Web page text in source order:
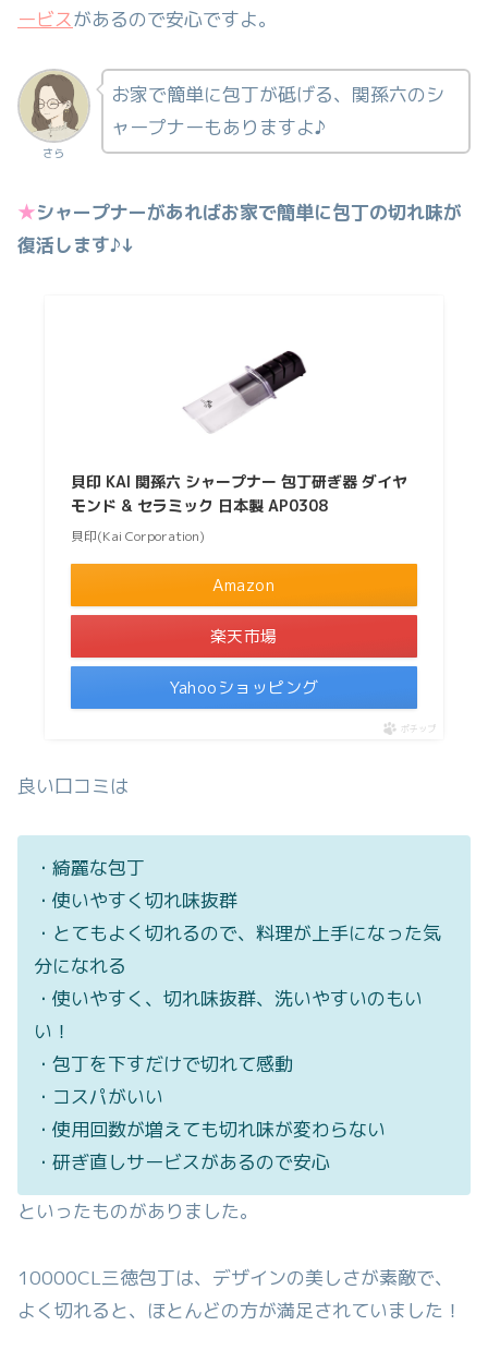
ービスがあるので安心ですよ。
さら
お家で簡単に包丁が砥げる、関孫六のシ
ャープナーもありますよ♪
★シャープナーがあればお家で簡単に包丁の切れ味が
復活します♪↓
貝印 KAI 関孫六 シャープナー 包丁研ぎ器 ダイヤ
モンド & セラミック 日本製 AP0308
貝印(Kai Corporation)
Amazon
楽天市場
Yahooショッピング
ポチップ
良い口コミは
・綺麗な包丁
・使いやすく切れ味抜群
・とてもよく切れるので、料理が上手になった気
分になれる
・使いやすく、切れ味抜群、洗いやすいのもい
い！
・包丁を下すだけで切れて感動
・コスパがいい
・使用回数が増えても切れ味が変わらない
・研ぎ直しサービスがあるので安心
といったものがありました。
10000CL三徳包丁は、デザインの美しさが素敵で、
よく切れると、ほとんどの方が満足されていました！